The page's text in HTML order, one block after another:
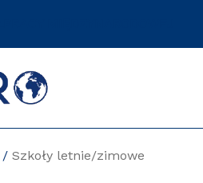
Szkoły letnie/zimowe